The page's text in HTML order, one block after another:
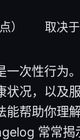
） 取决
一次性行为
状况，以及
能帮助你理
常常揭